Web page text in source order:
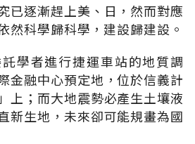
已逐漸趕上美、日，然而對應
然科學歸科學，建設歸建設。
學者進行捷運車站的地質調
金融中心預定地，位於信義計
上；而大地震勢必產生土壤液
新生地，未來卻可能規畫為國